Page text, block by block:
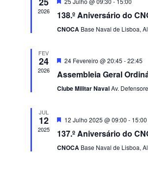
2026 138.º Aniversário do
CNOCA Base Naval de Lisboa,
FEV
24
2026
Destaque
24 Fevereiro @ 20:45 -22:45
Assembleia Geral
Clube Militar NavalAv.
JUL
12
2025
Destaque
12 Julho 2025 @ 09:00 - 15:00
137.º Aniversário do
CNOCA Base Naval de Lisboa,